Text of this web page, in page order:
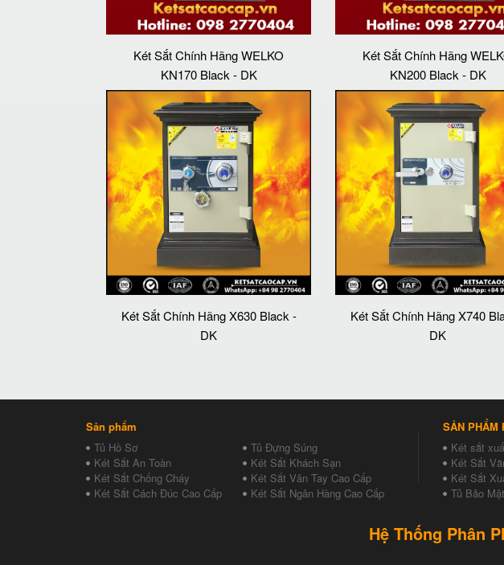
Két Sắt Chính Hãng WELKO
KN170 Black - DK
Két Sắt Chính Hãng
KN200 Black - DK
Két Sắt Chính Hãng X630 Black -
DK
Két Sắt Chính Hãng X740
DK
Sản phẩm
Tủ Hồ Sơ
Tủ Đựng Súng
Két Sắt An Toàn
Két Sắt Khách Sạn
Két Sắt Chống Cháy
Két Sắt Vân Tay Cao Cấp
Két Sắt Cách Đúc Cao Cấp
Két Sắt Ngân Hàng Cao Cấp
SẢN PHẨM
Két sắt
Két Sắt
Két Sắt
Tủ Bảo Mật
Hệ Thống Phân